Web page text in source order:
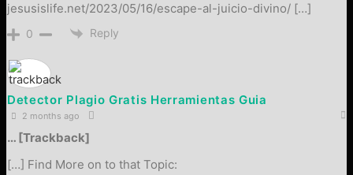
jesusislife.net/2023/05/16/escape-al-juicio-divino/ […]
0 Reply
Detector Plagio Gratis Herramientas Guia
2 months ago
… [Trackback]
[…] Find More on to that Topic: